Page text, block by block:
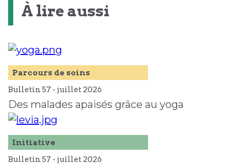
À lire aussi
Parcours de soins
Bulletin 57 - juillet 2026
Des malades apaisés grâce au yoga
Initiative
Bulletin 57 - juillet 2026